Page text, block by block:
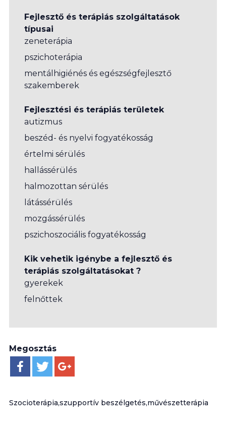
Fejlesztő és terápiás szolgáltatások
típusai
zeneterápia
pszichoterápia
mentálhigiénés és egészségfejlesztő
szakemberek
Fejlesztési és terápiás területek
autizmus
beszéd- és nyelvi fogyatékosság
értelmi sérülés
hallássérülés
halmozottan sérülés
látássérülés
mozgássérülés
pszichoszociális fogyatékosság
Kik vehetik igénybe a fejlesztő és
terápiás szolgáltatásokat ?
gyerekek
felnőttek
Megosztás
Szocioterápia,szupportív beszélgetés,művészetterápia